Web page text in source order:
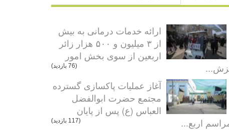
ارائه خدمات درمانی به بیش
از ۳ میلیون و ۵۰۰ هزار زائر
اربعین از سوی بخش امور
(76 بازدید)
آغاز عملیات پاکسازی گسترده
مجتمع حضرت ابوالفضل
العباس (ع) پس از پایان
اربع...
(117 بازدید)